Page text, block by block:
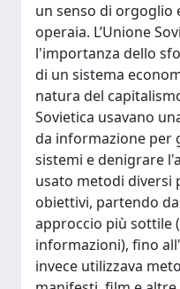
un senso di orgoglio
operaia. L’Unione
l'importanza dello
di un sistema
natura del
Sovietica usavano
da informazione per
sistemi e denigrare
usato metodi diversi
obiettivi, partendo da
approccio più sottile
informazioni), fino
invece utilizzava